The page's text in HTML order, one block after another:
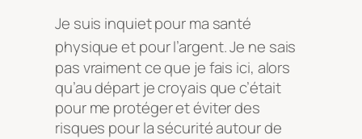
Je suis inquiet pour ma santé
physique et pour l’argent. Je ne sais
pas vraiment ce que je fais ici, alors
qu’au départ je croyais que c’était
pour me protéger et éviter des
risques pour la sécurité autour de